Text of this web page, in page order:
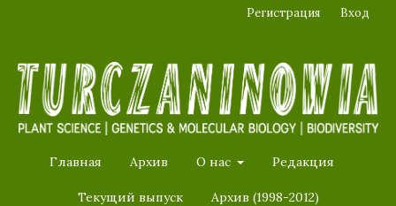
Главная Архив О нас Редакция
Текущий выпуск Архив (1998-2012)
Регистрация Вход